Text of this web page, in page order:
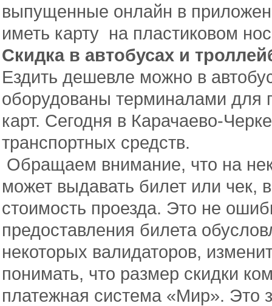
выпущенные онлайн в
иметь карту на пластиковом
Скидка в автобусах и
Ездить дешевле можно в
оборудованы терминалами для
карт. Сегодня в Карачаево-
транспортных средств.
Обращаем внимание, что на
может выдавать билет или чек,
стоимость проезда. Это не
предоставления билета
некоторых валидаторов,
понимать, что размер скидки
платежная система «Мир». Это